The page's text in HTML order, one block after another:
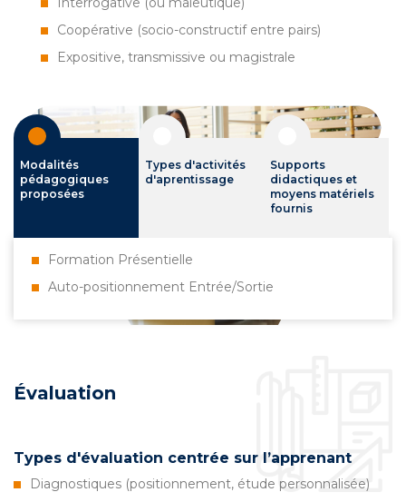
Coopérative (socio-constructif entre pairs)
Expositive, transmissive ou magistrale
Modalités
pédagogiques
proposées
Types d'activités
d'aprentissage
Supports
didactiques et
moyens matériels
fournis
Formation Présentielle
Auto-positionnement Entrée/Sortie
Évaluation
Types d'évaluation centrée sur l’apprenant
Diagnostiques (positionnement, étude personnalisée)